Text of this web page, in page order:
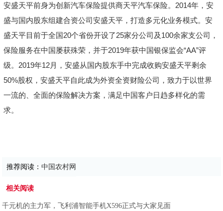
安盛天平前身为创新汽车保险提供商天平汽车保险。2014年，安
盛与国内股东组建合资公司安盛天平，打造多元化业务模式。安
盛天平目前于全国20个省份开设了25家分公司及100余家支公司，
保险服务在中国屡获殊荣，并于2019年获中国银保监会“AA”评
级。2019年12月，安盛从国内股东手中完成收购安盛天平剩余
50%股权，安盛天平自此成为外资全资财险公司，致力于以世界
一流的、全面的保险解决方案，满足中国客户日趋多样化的需
求。
推荐阅读：中国农村网
相关阅读
千元机的主力军，飞利浦智能手机X596正式与大家见面